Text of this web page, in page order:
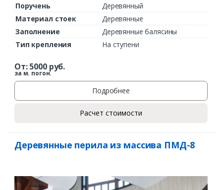
Поручень
Деревянный
Материал стоек
Деревянные
Заполнение
Деревянные балясины
Тип крепления
На ступени
От:5000руб.
за м. погон.
Подробнее
Расчет стоимости
Деревянные перила из массива ПМД-8